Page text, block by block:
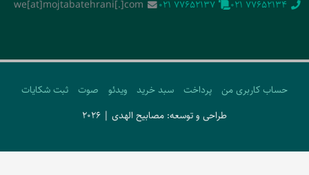
‭021 77652134‬
‭021 77652137‬
we[at]mojtabatehrani[.]com
حساب کاربری من پرداخت سبد خرید ویدئو صوت
ثبت شکایات
طراحی و توسعه: مصابیح الهدی | 2026